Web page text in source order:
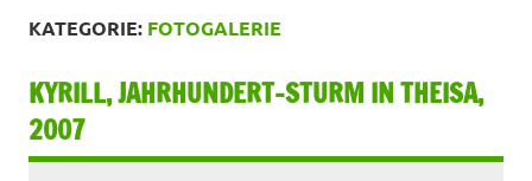
KATEGORIE: FOTOGALERIE
KYRILL, JAHRHUNDERT-STURM IN THEISA,
2007